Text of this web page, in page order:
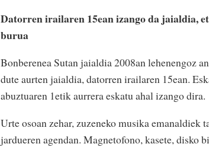
Datorren irailaren 15ean izango da jaialdia,
burua
Bonberenea Sutan jaialdia 2008an lehenengoz
dute aurten jaialdia, datorren irailaren 15ean.
abuztuaren 1etik aurrera eskatu ahal izango dira.
Urte osoan zehar, zuzeneko musika emanaldiek
jardueren agendan. Magnetofono, kasete, disko